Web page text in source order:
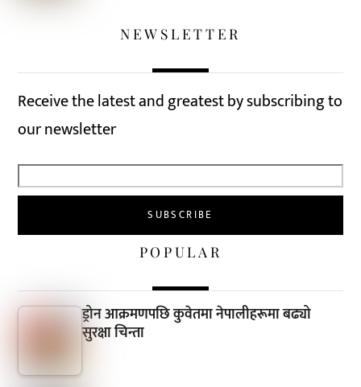
NEWSLETTER
Receive the latest and greatest by subscribing to
our newsletter
POPULAR
ड्रोन आक्रमणपछि कुवेतमा नेपालीहरूमा बढ्यो
सुरक्षा चिन्ता